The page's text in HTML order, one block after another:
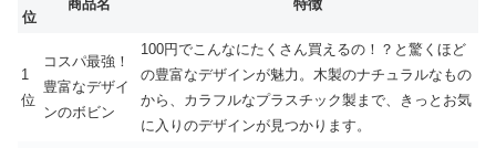
位
商品名 特徴
1
位
コスパ最強！
豊富なデザイ
ンのボビン
100円でこんなにたくさん買えるの！？と驚くほど
の豊富なデザインが魅力。木製のナチュラルなもの
から、カラフルなプラスチック製まで、きっとお気
に入りのデザインが見つかります。